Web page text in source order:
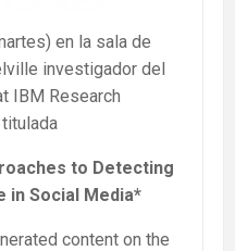
en la sala de
investigador del
IBM Research
to Detecting
in Social Media*
content on the